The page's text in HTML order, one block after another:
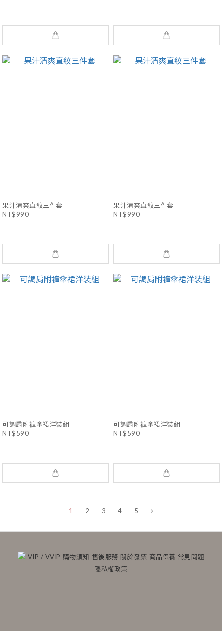
果汁清爽直紋三件套
NT$990
果汁清爽直紋三件套
NT$990
可調肩附褲傘裙洋裝組
NT$590
可調肩附褲傘裙洋裝組
NT$590
1 2 3 4 5
VIP / VVIP 購物須知 售後服務 關於發票 商品保養 常見問題
隱私權政策